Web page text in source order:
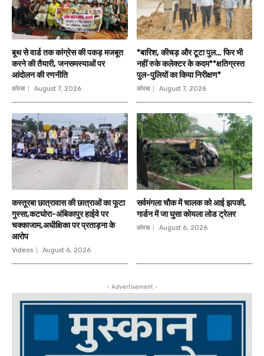
बूथ से वार्ड तक कांग्रेस की पकड़ मजबूत
करने की तैयारी, जनसमस्याओं पर
आंदोलन की रणनीति
कोरबा August 7, 2026
*बारिश, कीचड़ और टूटा पुल… फिर भी
नहीं रुके कलेक्टर के कदम**क्षतिग्रस्त
पुल-पुलियों का किया निरीक्षण*
कोरबा August 7, 2026
कस्तूरबा छात्रावास की छात्राओं का फूटा
गुस्सा,कटघोरा-अंबिकापुर हाईवे पर
चक्काजाम,अधीक्षिका पर प्रताड़ना के
आरोप
Videos August 6, 2026
सर्वमंगला चौक में चालक को आई झपकी,
गार्डन में जा घुसा कोयला लोड ट्रेलर
कोरबा August 6, 2026
- Advertisement -